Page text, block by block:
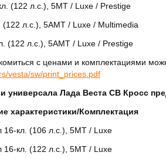
(122 л.с.), 5МТ / Luxe / Prestige
(122 л.с.), 5АМТ / Luxe / Multimedia
(122 л.с.), 5АМТ / Luxe / Prestige
с ценами и комплектациями
vesta/sw/print_prices.pdf
универсала Лада Веста СВ Кросс
характеристики/Комплектация
16-кл. (106 л.с.), 5МТ / Luxe
16-кл. (122 л.с.), 5МТ / Luxe